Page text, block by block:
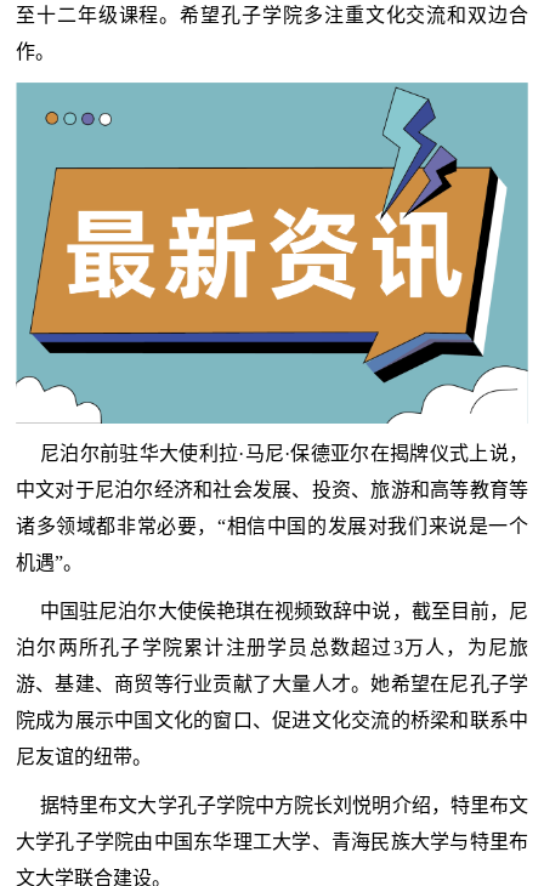
至十二年级课程。希望孔子学院多注重文化交流和双边合
作。
尼泊尔前驻华大使利拉·马尼·保德亚尔在揭牌仪式上说，
中文对于尼泊尔经济和社会发展、 投资、旅游和高等教育等
诸多领域都非常必要，“相信中国的发展对我们来说是一个
机遇”。
中国驻尼泊尔大使侯艳琪在视频致辞中说，截至目前，尼
泊尔两所孔子学院累计注册学员总数超过3万人，为尼旅
游、基建、商贸等行业贡献了大量人才。她希望在尼孔子学
院成为展示中国文化的窗口、促进文化交流的桥梁和联系中
尼友谊的纽带。
据特里布文大学孔子学院中方院长刘悦明介绍，特里布文
大学孔子学院由中国东华理工大学、青海民族大学与特里布
文大学联合建设。